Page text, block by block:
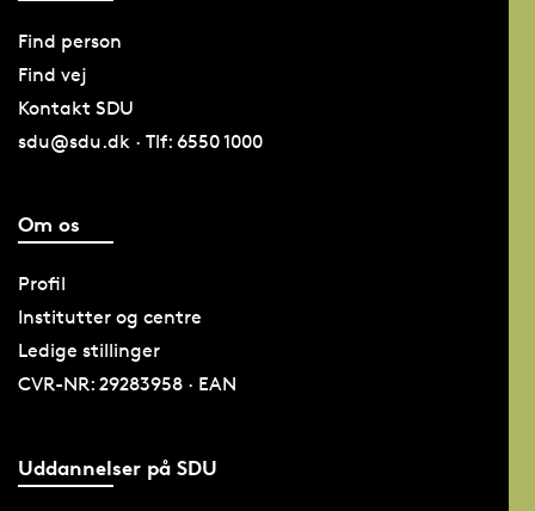
Find person
Find vej
Kontakt SDU
sdu@sdu.dk · Tlf: 6550 1000
Om os
Profil
Institutter og centre
Ledige stillinger
CVR-NR: 29283958 · EAN
Uddannelser på SDU